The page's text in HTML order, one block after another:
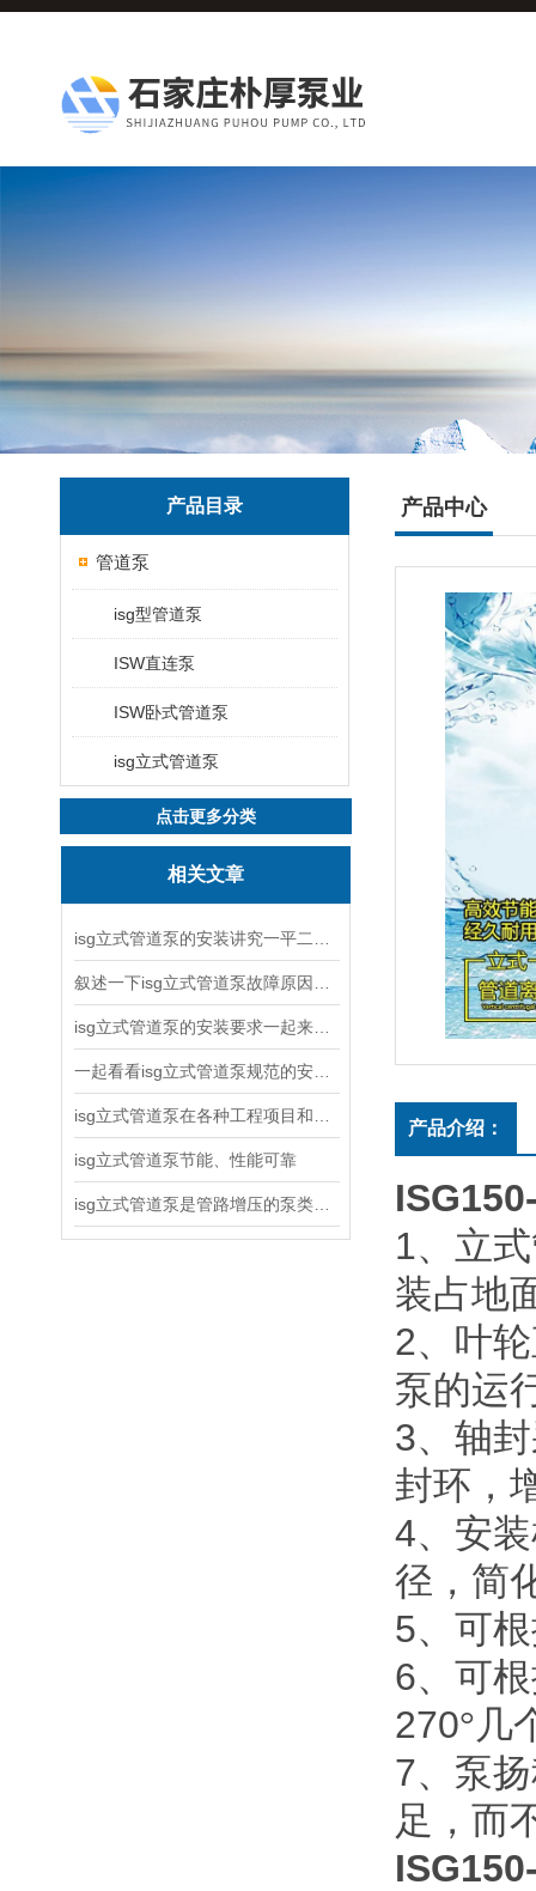
产品目录
管道泵
isg型管道泵
ISW直连泵
ISW卧式管道泵
isg立式管道泵
点击更多分类
相关文章
isg立式管道泵节能、性能可靠
产品中心
产品介绍：
1、立
装占地
2、叶
泵的运
3、轴
封环，
4、安
径，简
5、可
6、可
270°几
7、泵
足，而